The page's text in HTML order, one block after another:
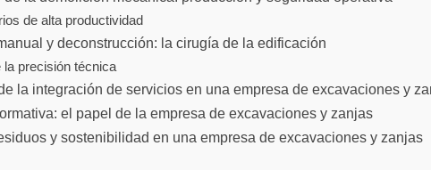
de alta productividad
y deconstrucción: la cirugía de la edificación
la precisión técnica
la integración de servicios en una empresa de excavaciones y
el papel de la empresa de excavaciones y zanjas
y sostenibilidad en una empresa de excavaciones y zanjas